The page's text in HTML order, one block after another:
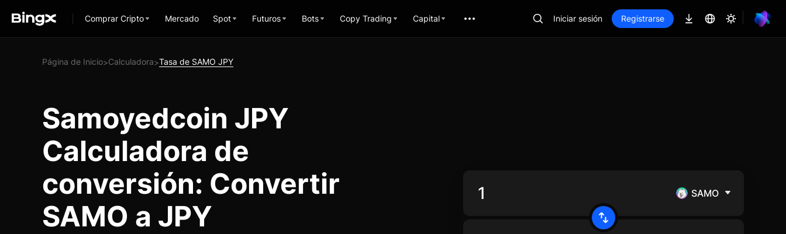
Comprar Cripto Mercado Spot Futuros Bots Copy Trading Capital Iniciar sesión Registrarse
Página de Inicio>Calculadora>Tasa de SAMO JPY
Samoyedcoin JPY
Calculadora de
conversión: Convertir
SAMO a JPY
SAMO